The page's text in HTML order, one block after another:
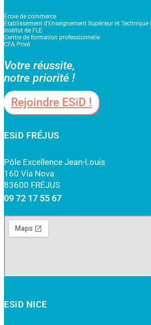
École de commerce
Établissement d'Enseignement Supérieur et Technique
Institut de FLE
Centre de formation professionnelle
CFA Privé
Votre réussite,
notre priorité !
Rejoindre ESiD !
ESiD FRÉJUS
Pôle Excellence Jean-Louis
160 Via Nova
83600 FRÉJUS
09 72 17 55 67
ESiD NICE